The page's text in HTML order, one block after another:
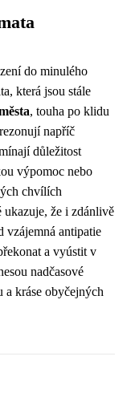
do minulého
která jsou stále
, touha po klidu
napříč
důležitost
výpomoc nebo
chvílích
ukazuje, že i zdánlivě
vzájemná antipatie
a vyústit v
nadčasové
a kráse obyčejných